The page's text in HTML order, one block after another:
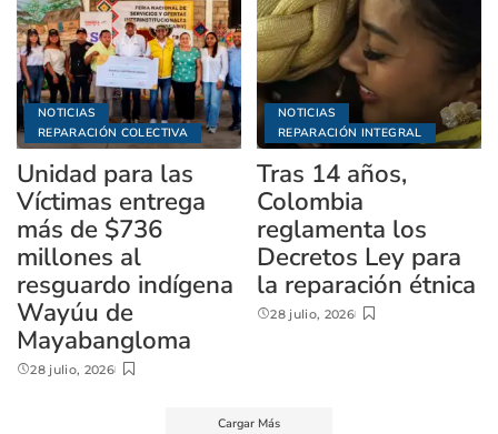
NOTICIAS
REPARACIÓN COLECTIVA
Unidad para las
Víctimas entrega
más de $736
millones al
resguardo indígena
Wayúu de
Mayabangloma
28 julio, 2026
NOTICIAS
REPARACIÓN INTEGRAL
Tras 14 años,
Colombia
reglamenta los
Decretos Ley para
la reparación étnica
28 julio, 2026
Cargar Más